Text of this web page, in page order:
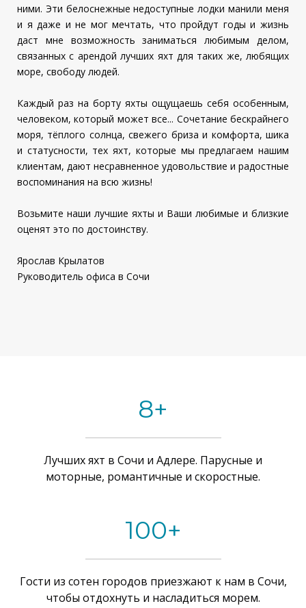
ними. Эти белоснежные недоступные лодки манили меня
и я даже и не мог мечтать, что пройдут годы и жизнь
даст мне возможность заниматься любимым делом,
связанных с арендой лучших яхт для таких же, любящих
море, свободу людей.
Каждый раз на борту яхты ощущаешь себя особенным,
человеком, который может все... Сочетание бескрайнего
моря, тёплого солнца, свежего бриза и комфорта, шика
и статусности, тех яхт, которые мы предлагаем нашим
клиентам, дают несравненное удовольствие и радостные
воспоминания на всю жизнь!
Возьмите наши лучшие яхты и Ваши любимые и близкие
оценят это по достоинству.
Ярослав Крылатов
Руководитель офиса в Сочи
8+
Лучших яхт в Сочи и Адлере. Парусные и
моторные, романтичные и скоростные.
100+
Гости из сотен городов приезжают к нам в Сочи,
чтобы отдохнуть и насладиться морем.